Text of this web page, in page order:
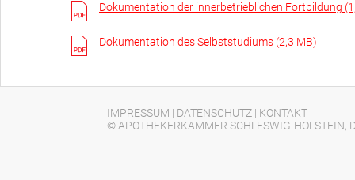
Dokumentation der innerbetrieblichen Fortbildung
Dokumentation des Selbststudiums (2,3 MB)
IMPRESSUM | DATENSCHUTZ | KONTAKT
© APOTHEKERKAMMER SCHLESWIG-HOLSTEIN,